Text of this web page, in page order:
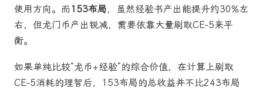
使用方向。而153布局，虽然经验书产出能提升约30%左
右，但龙门币产出锐减，需要依靠大量刷取CE-5来平
衡。
如果单纯比较“龙币+经验”的综合价值，在计算上刷取
CE-5消耗的理智后，153布局的总收益并不比243布局